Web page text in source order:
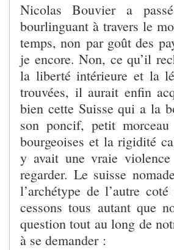
Nicolas Bouvier a
bourlinguant à travers le
temps, non par goût des
je encore. Non, ce qu’il
la liberté intérieure et la
trouvées, il aurait enfin
bien cette Suisse qui a la
son poncif, petit morceau
bourgeoises et la rigidité
y avait une vraie
regarder. Le suisse
l’archétype de l’autre
cessons tous autant que
question tout au long de
à se demander :